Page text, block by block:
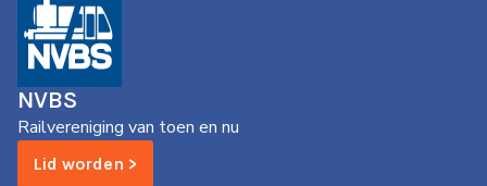
NVBS
Railvereniging van toen en nu
Lid worden >